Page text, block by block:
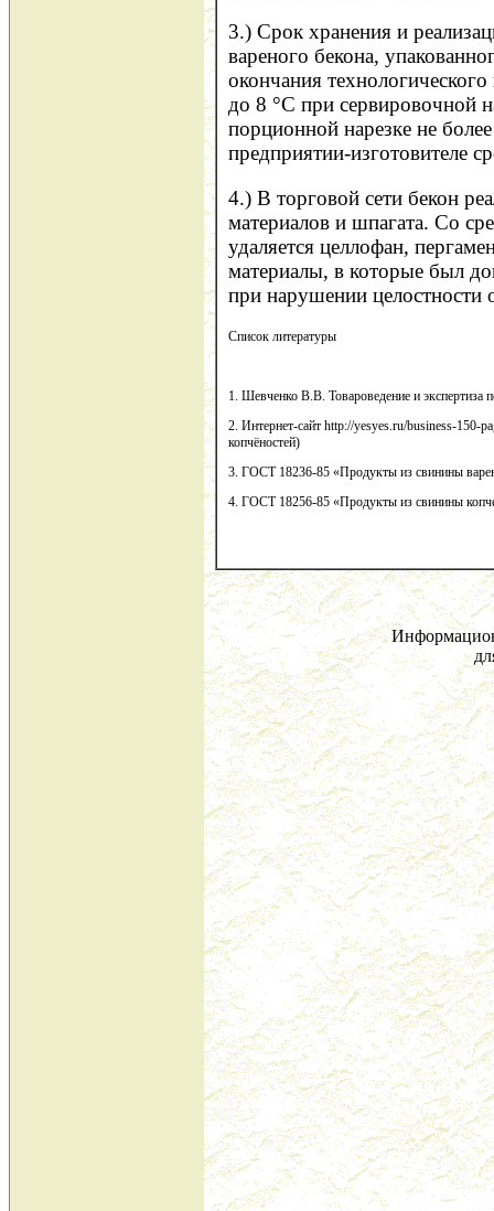
3.) Срок хранения и
вареного бекона,
окончания
до 8 °С при сервировочной
порционной нарезке не
предприятии-изготовителе
4.) В торговой сети бекон
материалов и шпагата. Со
удаляется целлофан,
материалы, в которые был
при нарушении целостности
Список литературы
1. Шевченко В.В. Товароведение и
2. Интернет-сайт http://yesyes.ru/business-150-
копчёностей)
3. ГОСТ 18236-85 «Продукты из свинины
4. ГОСТ 18256-85 «Продукты из свинины